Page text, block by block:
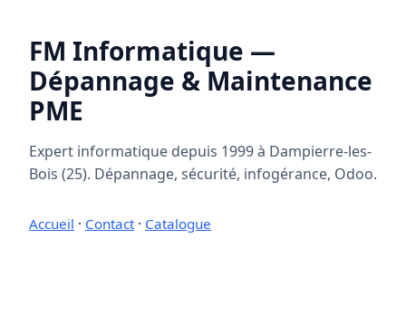
FM Informatique —
Dépannage & Maintenance
PME
Expert informatique depuis 1999 à Dampierre-les-
Bois (25). Dépannage, sécurité, infogérance, Odoo.
Accueil · Contact· Catalogue